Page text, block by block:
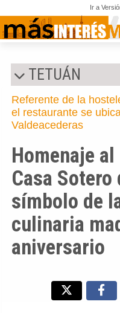
Ir a
TETUÁN
Referente de la
el restaurante se
Valdeacederas
Homenaje
Casa Sotero
símbolo de
culinaria
aniversario